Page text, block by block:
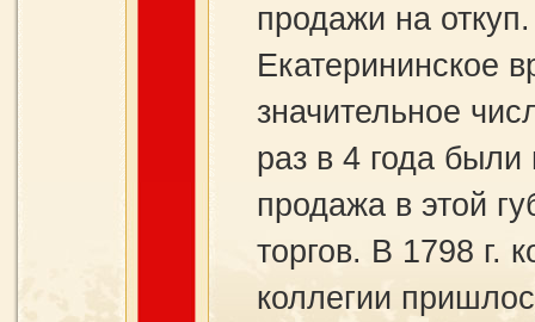
продажи на
Екатерининское
значительное
раз в 4 года
продажа в этой
торгов. В 1798 г.
коллегии